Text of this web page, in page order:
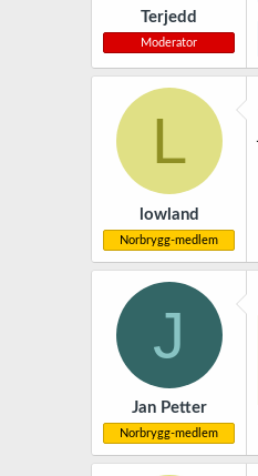
Terjedd
Moderator
L
lowland
Norbrygg-medlem
J
Jan Petter
Norbrygg-medlem